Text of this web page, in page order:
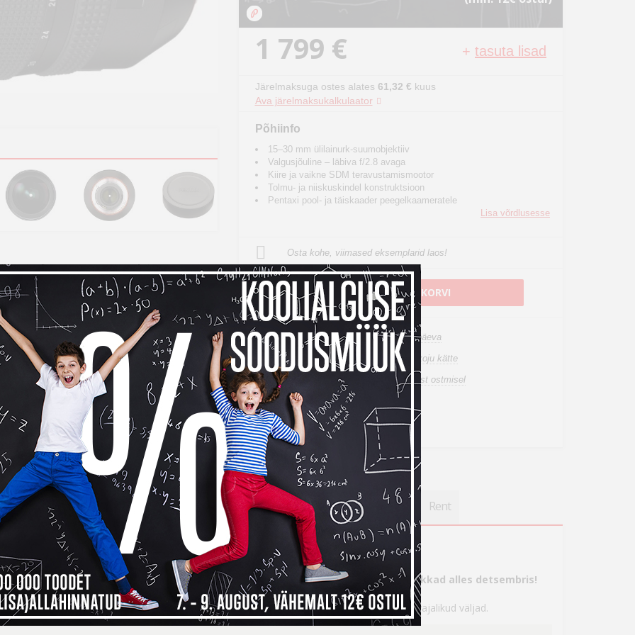
1 799 € + tasuta lisad
Järelmaksuga ostes alates 61,32 € kuus
Ava järelmaksukalkulaator
Põhiinfo
15–30 mm ülilainurk-suumobjektiiv
Valgusjõuline – läbiva f/2.8 avaga
Kiire ja vaikne SDM teravustamismootor
Tolmu- ja niiskuskindel konstruktsioon
Pentaxi pool- ja täiskaader peegelkaameratele
Lisa võrdlusesse
Osta kohe, viimased eksemplarid laos!
LISA OSTUKORVI
Toode on laos, tarneaeg 1-3 tööpäeva
See toode tuuakse sulle tasuta koju kätte
14
14 päeva tagastusõigus internetist ostmisel
Küsi vahetuspakkumist
Toodet on võimalik rentida
Kokkusobivad tooted 1 Sooduskomplektid 1 Tarneinfo Saadavus Rent
kauba eest alles detsembris
siisInbank järelmaksu abiga saad soovitud kauba kohe kätte, aga maksma hakkad alles detsembris!
ostukorvis tuleb makseviisiks valida “Maksa järelmaksuga” ning seejärel täita kõik vajalikud väljad.